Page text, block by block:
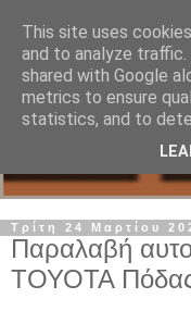
Τρίτη 24 Μαρτίου
Παραλαβή
ΤΟΥΟΤΑ
This site uses
and to analyze traffic.
shared with Google
metrics to ensure
statistics, and to